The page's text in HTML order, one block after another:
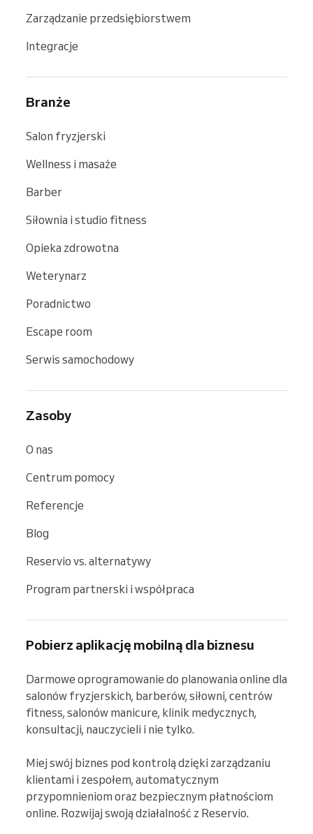
Zarządzanie przedsiębiorstwem
Integracje
Branże
Salon fryzjerski
Wellness i masaże
Barber
Siłownia i studio fitness
Opieka zdrowotna
Weterynarz
Poradnictwo
Escape room
Serwis samochodowy
Zasoby
O nas
Centrum pomocy
Referencje
Blog
Reservio vs. alternatywy
Program partnerski i współpraca
Pobierz aplikację mobilną dla biznesu
Darmowe oprogramowanie do planowania online dla
salonów fryzjerskich, barberów, siłowni, centrów
fitness, salonów manicure, klinik medycznych,
konsultacji, nauczycieli i nie tylko.
Miej swój biznes pod kontrolą dzięki zarządzaniu
klientami i zespołem, automatycznym
przypomnieniom oraz bezpiecznym płatnościom
online. Rozwijaj swoją działalność z Reservio.